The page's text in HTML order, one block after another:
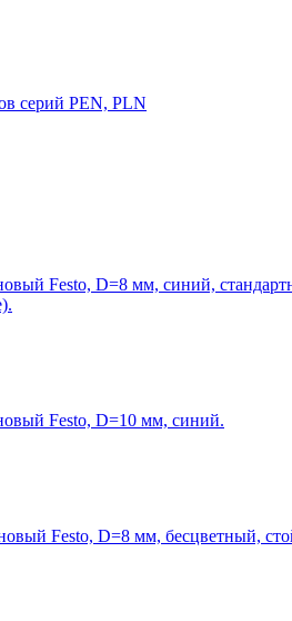
серий PEN, PLN
Festo, D=8 мм, синий,
Festo, D=10 мм, синий.
Festo, D=8 мм, бесцветный,